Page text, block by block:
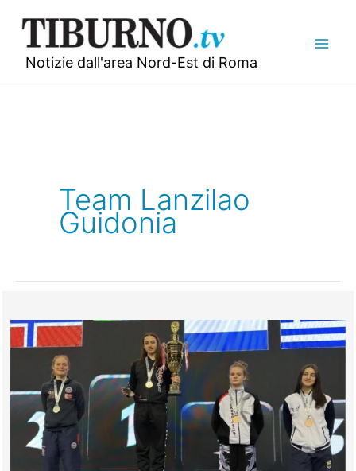
contenuto
Notizie dall'area Nord-Est di Roma
Team Lanzilao
Guidonia